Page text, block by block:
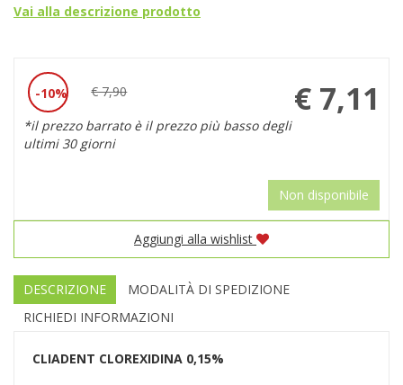
Vai alla descrizione prodotto
Sconto
10% € 7,90
Prezzo
scontato
€ 7,11
*il prezzo barrato è il prezzo più basso degli
ultimi 30 giorni
Non disponibile
Aggiungi alla wishlist
DESCRIZIONE
MODALITÀ DI SPEDIZIONE
RICHIEDI INFORMAZIONI
CLIADENT CLOREXIDINA 0,15%